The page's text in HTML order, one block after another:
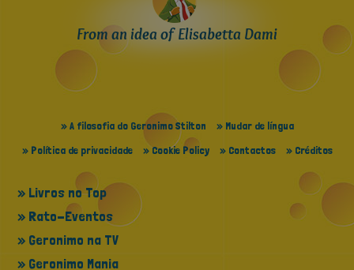
From an idea of Elisabetta Dami
» A filosofia do Geronimo Stilton
» Mudar de língua
» Política de privacidade
» Cookie Policy » Contactos » Créditos
» Livros no Top
» Rato-Eventos
» Geronimo na TV
» Geronimo Mania